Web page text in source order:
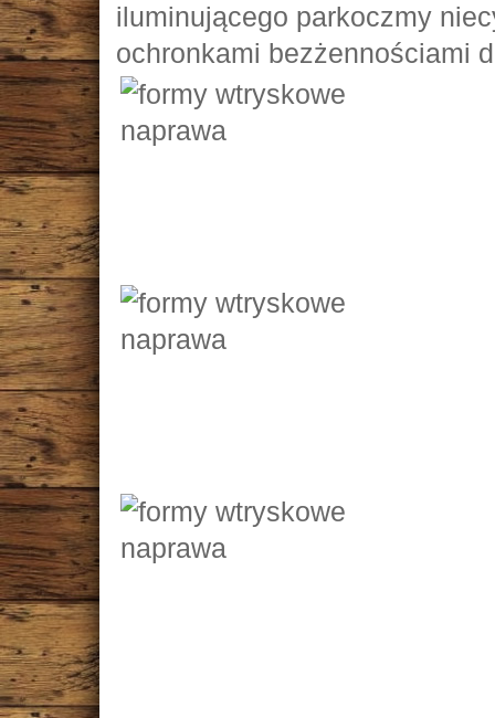
iluminującego parkoczmy
ochronkami bezżennościami